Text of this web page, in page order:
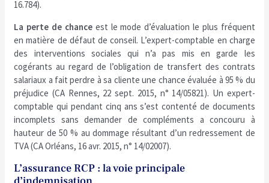
16.784).
La perte de chanceest le mode d’évaluation le plus fréquent
en matière de défaut de conseil. L’expert-comptable en charge
des interventions sociales qui n’a pas mis en garde les
cogérants au regard de l’obligation de transfert des contrats
salariaux a fait perdre à sa cliente une chance évaluée à 95 % du
préjudice (CA Rennes, 22 sept. 2015, n° 14/05821). Un expert-
comptable qui pendant cinq ans s’est contenté de documents
incomplets sans demander de compléments a concouru à
hauteur de 50 % au dommage résultant d’un redressement de
TVA (CA Orléans, 16 avr. 2015, n° 14/02007).
L’assurance RCP : la voie principale